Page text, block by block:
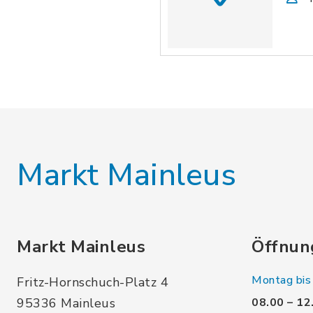
Markt Mainleus
Markt Mainleus
Fritz-Hornschuch-Platz 4
95336 Mainleus
Montag
08.00 –